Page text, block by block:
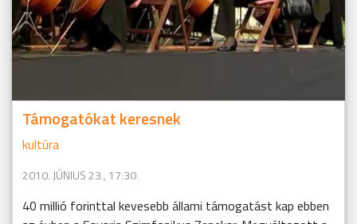
Támogatókat keresnek
kultúra
2010. JÚNIUS 23., 17:30
40 millió forinttal kevesebb állami támogatást kap ebben